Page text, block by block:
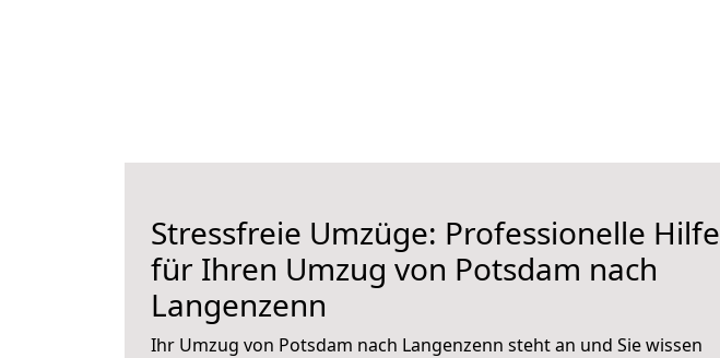
Stressfreie Umzüge: Professionelle Hilfe
für Ihren Umzug von Potsdam nach
Langenzenn
Ihr Umzug von Potsdam nach Langenzenn steht an und Sie wissen